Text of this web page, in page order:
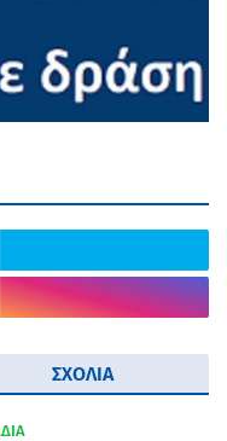
ΣΧΟΛΙΑ